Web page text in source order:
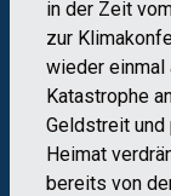
in der Zeit
zur
wieder
Katastrophe
Geldstreit
Heimat
bereits von